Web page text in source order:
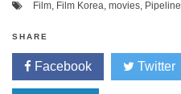
Film, Film Korea, movies, Pipeline
SHARE
Facebook Twitter